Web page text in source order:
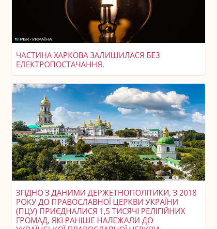
ЧАСТИНА ХАРКОВА ЗАЛИШИЛАСЯ БЕЗ
ЕЛЕКТРОПОСТАЧАННЯ.
ЗГІДНО З ДАНИМИ ДЕРЖЕТНОПОЛІТИКИ, З 2018
РОКУ ДО ПРАВОСЛАВНОЇ ЦЕРКВИ УКРАЇНИ
(ПЦУ) ПРИЄДНАЛИСЯ 1,5 ТИСЯЧІ РЕЛІГІЙНИХ
ГРОМАД, ЯКІ РАНІШЕ НАЛЕЖАЛИ ДО